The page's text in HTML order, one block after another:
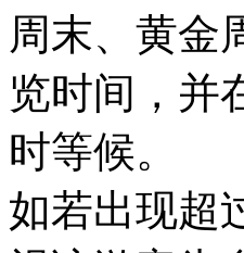
周末、黄金
览时间，并
时等候。
如若出现超